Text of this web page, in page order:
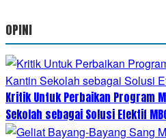
OPINI
Kritik Untuk Perbaikan Program
Sekolah sebagai Solusi Efektif